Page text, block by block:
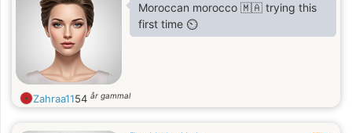
Moroccan morocco 🇲🇦 trying this
first time ⏲️
Zahraa1154 år gammal